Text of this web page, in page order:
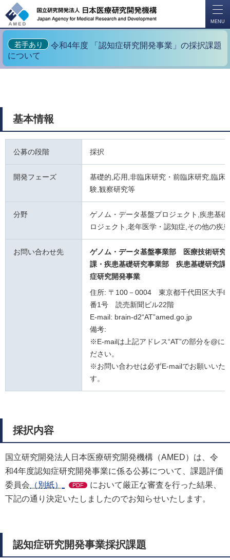
MENU
若手あり
令和4年度 「認知症研究開発事業」の採択課題
について
基本情報
公募の段階 採択
開発フェーズ
基礎的,応用,非臨床研究・前臨床研究,臨床
験,観察研究等
分野
ゲノム・データ基盤プロジェクト,疾患基
ロジェクト,老年医学・認知症,その他の疾患
お問い合わせ先
ゲノム・データ基盤事業部 医療技術研究
課・疾患基礎研究事業部 疾患基礎研究課
症研究開発事業
住所: 〒100－0004 東京都千代田区大手
番1号 読売新聞ビル22階
E-mail: brain-d2“AT”amed.go.jp
備考:
※E-mailは上記アドレス“AT”の部分を@に
ださい。
※お問い合わせは必ずE-mailでお願いいた
す。
採択内容
国立研究開発法人日本医療研究開発機構（AMED）は、令
和4年度認知症研究開発事業に係る公募について、課題評価
委員会 （別紙） PDF
において厳正な審査を行った結果、
下記の通り決定いたしましたのでお知らせいたします。
認知症研究開発事業採択課題